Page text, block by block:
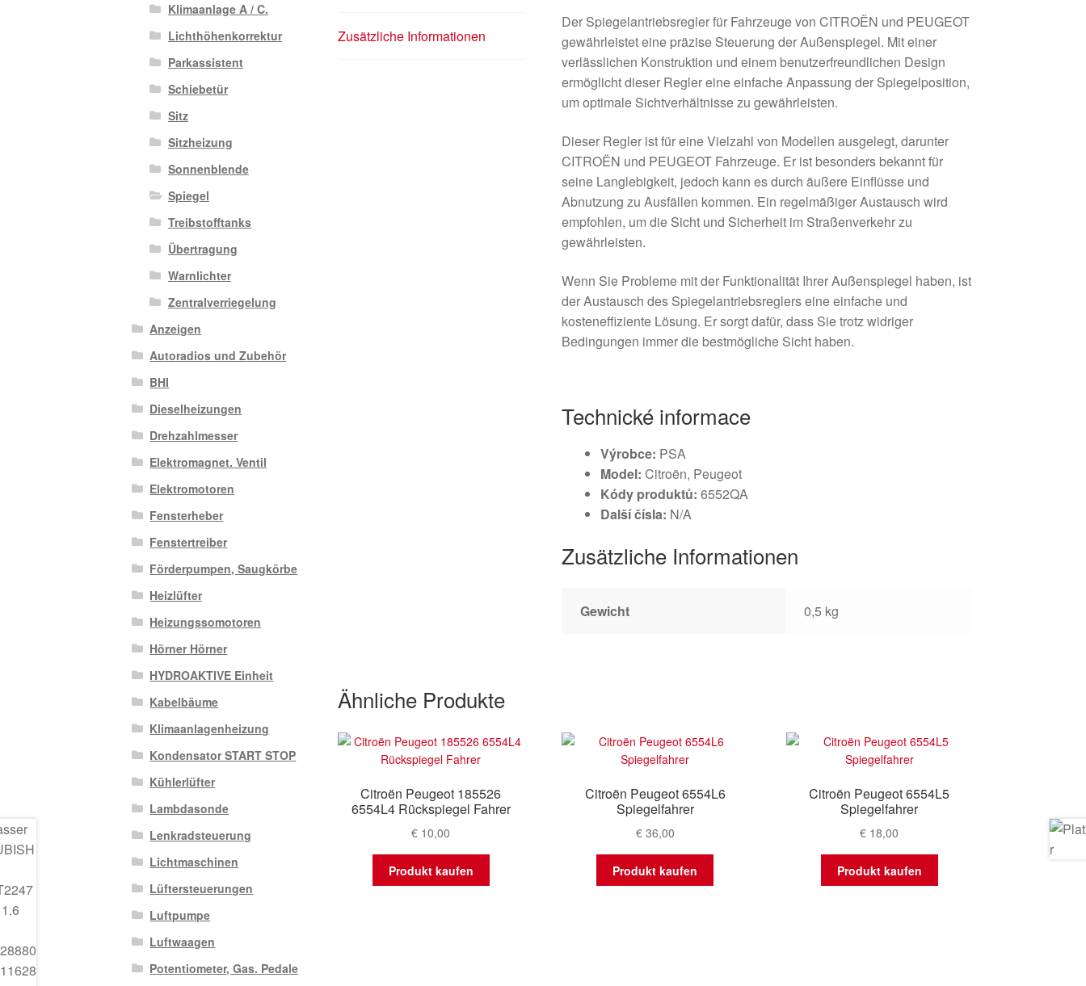
Zusätzliche Informationen
Der Spiegelantriebsregler für Fahrzeuge von CITROËN und PEUGEOT
gewährleistet eine präzise Steuerung der Außenspiegel. Mit einer
verlässlichen Konstruktion und einem benutzerfreundlichen Design
ermöglicht dieser Regler eine einfache Anpassung der Spiegelposition,
um optimale Sichtverhältnisse zu gewährleisten.
Dieser Regler ist für eine Vielzahl von Modellen ausgelegt, darunter
CITROËN und PEUGEOT Fahrzeuge. Er ist besonders bekannt für
seine Langlebigkeit, jedoch kann es durch äußere Einflüsse und
Abnutzung zu Ausfällen kommen. Ein regelmäßiger Austausch wird
empfohlen, um die Sicht und Sicherheit im Straßenverkehr zu
gewährleisten.
Wenn Sie Probleme mit der Funktionalität Ihrer Außenspiegel haben, ist
der Austausch des Spiegelantriebsreglers eine einfache und
kosteneffiziente Lösung. Er sorgt dafür, dass Sie trotz widriger
Bedingungen immer die bestmögliche Sicht haben.
Technické informace
Výrobce: PSA
Model: Citroën, Peugeot
Kódy produktů: 6552QA
Další čísla: N/A
Zusätzliche Informationen
Gewicht 0,5 kg
Ähnliche Produkte
Citroën Peugeot 185526
6554L4 Rückspiegel Fahrer
€ 10,00
Produkt kaufen
Citroën Peugeot 6554L6
Spiegelfahrer
€36,00
Produkt kaufen
Citroën Peugeot 6554L5
Spiegelfahrer
€ 18,00
Produkt kaufen
Klimaanlage A / C.
Lichthöhenkorrektur
Parkassistent
Schiebetür
Sitz
Sitzheizung
Sonnenblende
Spiegel
Treibstofftanks
Übertragung
Warnlichter
Zentralverriegelung
Anzeigen
Autoradios und Zubehör
BHI
Dieselheizungen
Drehzahlmesser
Elektromagnet. Ventil
Elektromotoren
Fensterheber
Fenstertreiber
Förderpumpen, Saugkörbe
Heizlüfter
Heizungssomotoren
Hörner Hörner
HYDROAKTIVE Einheit
Kabelbäume
Klimaanlagenheizung
Kondensator START STOP
Kühlerlüfter
Lambdasonde
Lenkradsteuerung
Lichtmaschinen
Lüftersteuerungen
Luftpumpe
Luftwaagen
Potentiometer, Gas. Pedale